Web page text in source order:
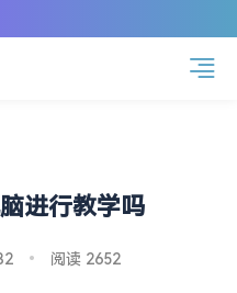
进行教学吗
• 阅读 2652